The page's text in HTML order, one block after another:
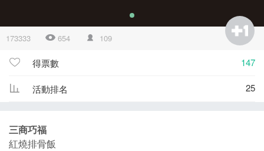
173333 654 109
得票數 147
活動排名 25
三商巧福
紅燒排骨飯